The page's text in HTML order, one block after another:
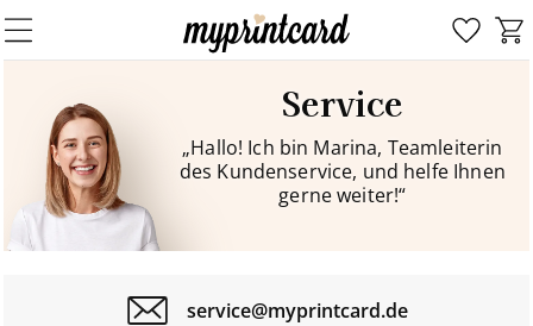
Service
„Hallo! Ich bin Marina, Teamleiterin
des Kundenservice, und helfe Ihnen
gerne weiter!“
service@myprintcard.de